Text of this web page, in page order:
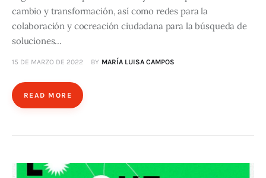
cambio y transformación, así como redes para la
colaboración y cocreación ciudadana para la búsqueda de
soluciones…
15 DE MARZO DE 2022 BY MARÍA LUISA CAMPOS
READ MORE